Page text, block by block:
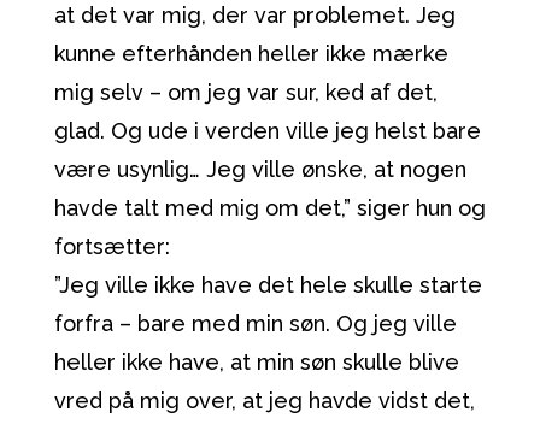
at det var mig, der var problemet. Jeg
kunne efterhånden heller ikke mærke
mig selv – om jeg var sur, ked af det,
glad. Og ude i verden ville jeg helst bare
være usynlig… Jeg ville ønske, at nogen
havde talt med mig om det,” siger hun og
fortsætter:
”Jeg ville ikke have det hele skulle starte
forfra – bare med min søn. Og jeg ville
heller ikke have, at min søn skulle blive
vred på mig over, at jeg havde vidst det,